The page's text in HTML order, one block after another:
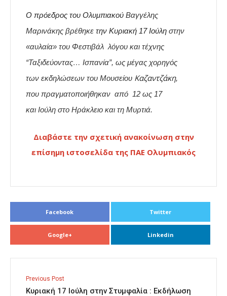
Ο πρόεδρος του Ολυμπιακού Βαγγέλης
Μαρινάκης βρέθηκε την Κυριακή 17 Ιούλη στην
«αυλαία» του Φεστιβάλ λόγου και τέχνης
“Ταξιδεύοντας… Ισπανία”, ως μέγας χορηγός
των εκδηλώσεων του Μουσείου Καζαντζάκη,
που πραγματοποιήθηκαν από 12 ως 17
και Ιούλη στο Ηράκλειο και τη Μυρτιά.
Διαβάστε την σχετική ανακοίνωση στην
επίσημη ιστοσελίδα της ΠΑΕ Ολυμπιακός
Facebook Twitter
Google+ Linkedin
Previous Post
Κυριακή 17 Ιούλη στην Στυμφαλία : Εκδήλωση